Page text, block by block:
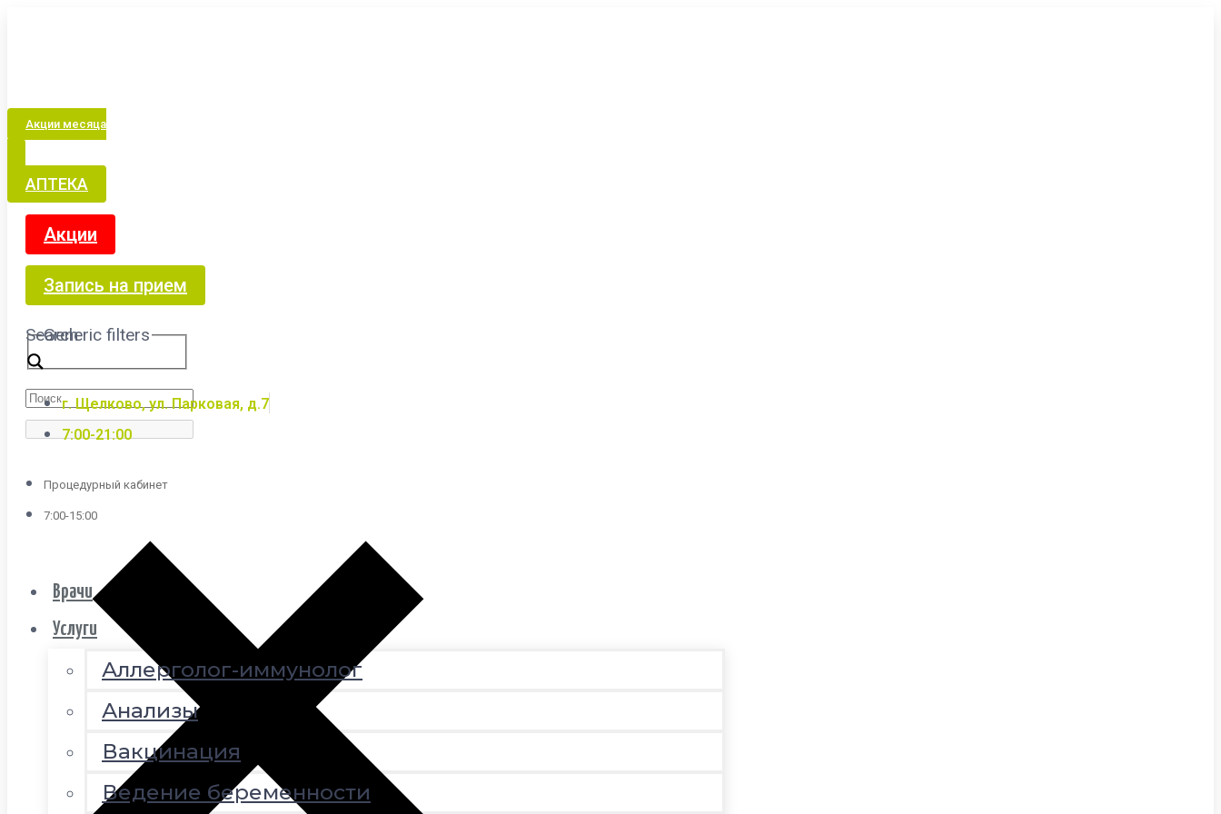
Акции месяца
АПТЕКА
Акции
Запись на прием
Search
Generic filters
г. Щелково, ул. Парковая, д.7
7:00-21:00
Процедурный кабинет
7:00-15:00
Врачи
Услуги
Аллерголог-иммунолог
Анализы
Вакцинация
Ведение беременности